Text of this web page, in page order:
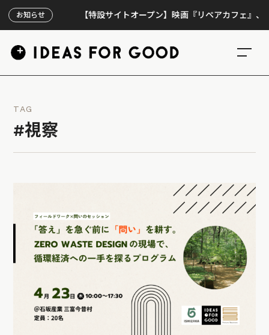
お知らせ 【特設サイトオープン】映画『リペアカフェ』、上映300
TAG
#視察